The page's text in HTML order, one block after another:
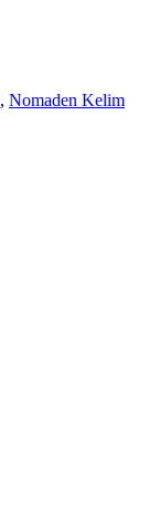
, Nomaden Kelim